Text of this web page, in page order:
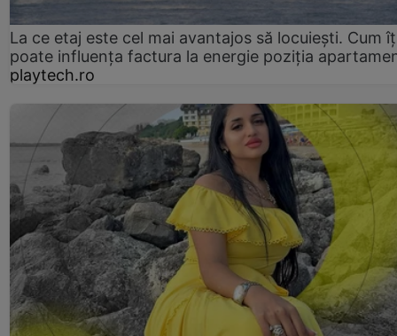
La ce etaj este cel mai avantajos să locuiești. Cum
poate influența factura la energie poziția
playtech.ro